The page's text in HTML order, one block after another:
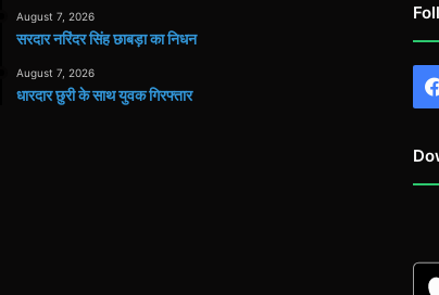
August 7, 2026
सरदार नरिंदर सिंह छाबड़ा का निधन
August 7, 2026
धारदार छुरी के साथ युवक गिरफ्तार